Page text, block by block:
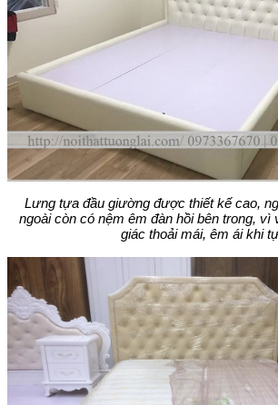
Lưng tựa đầu giường được thiết kế cao,
ngoài còn có nệm êm đàn hồi bên trong, vì
giác thoải mái, êm ái khi